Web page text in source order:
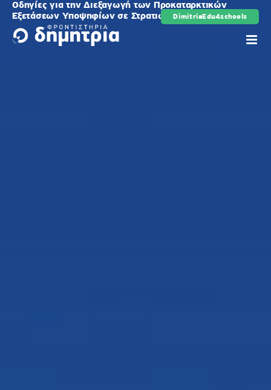
Μετάβαση
περιεχόμενο
DimitriaEdu4schools
Οδηγίες για την Διεξαγωγή των Προκαταρκτικών
Εξετάσεων Υποψηφίων σε Στρατιωτικές Σχολές